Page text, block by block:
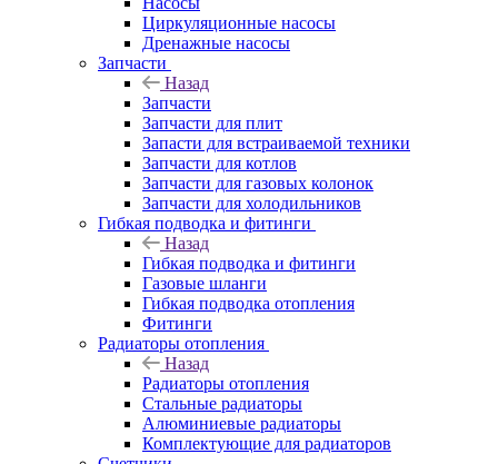
Циркуляционные насосы
Дренажные насосы
Запчасти
Назад
Запчасти
Запчасти для плит
Запасти для встраиваемой техники
Запчасти для котлов
Запчасти для газовых колонок
Запчасти для холодильников
Гибкая подводка и фитинги
Назад
Гибкая подводка и фитинги
Газовые шланги
Гибкая подводка отопления
Фитинги
Радиаторы отопления
Назад
Радиаторы отопления
Стальные радиаторы
Алюминиевые радиаторы
Комплектующие для радиаторов